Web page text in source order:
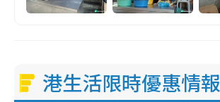
港生活限時優惠情報